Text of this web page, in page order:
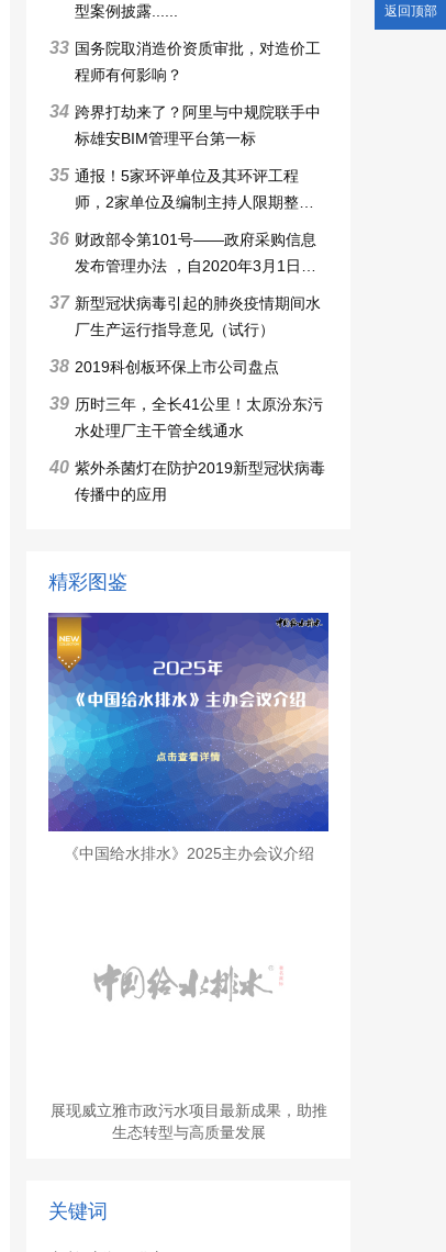
型案例披露......
33 国务院取消造价资质审批，对造价工
程师有何影响？
34 跨界打劫来了？阿里与中规院联手中
标雄安BIM管理平台第一标
35 通报！5家环评单位及其环评工程
师，2家单位及编制主持人限期整改6
个月，3家审批申请被暂停，技术整
改6个月
36 财政部令第101号——政府采购信息
发布管理办法 ，自2020年3月1日起
施行
37 新型冠状病毒引起的肺炎疫情期间水
厂生产运行指导意见（试行）
38 2019科创板环保上市公司盘点
39 历时三年，全长41公里！太原汾东污
水处理厂主干管全线通水
40 紫外杀菌灯在防护2019新型冠状病毒
传播中的应用
精彩图鉴
《中国给水排水》2025主办会议介绍
展现威立雅市政污水项目最新成果，助推
生态转型与高质量发展
关键词
返回顶部